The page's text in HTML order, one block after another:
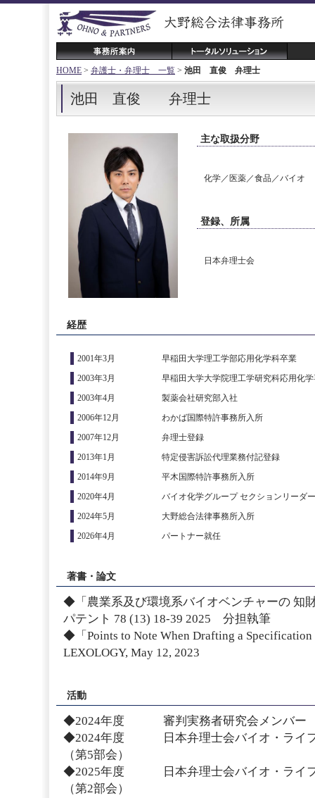
HOME > 弁護士・弁理士 一覧 > 池田 直俊 弁理士
池田 直俊 弁理士
主な取扱分野
化学／医薬／食品／バイオ
登録、所属
日本弁理士会
経歴
2001年3月
早稲田大学理工学部応用化学科卒業
2003年3月
早稲田大学大学院理工学研究科応用化
2003年4月
製薬会社研究部入社
2006年12月
わかば国際特許事務所入所
2007年12月
弁理士登録
2013年1月
特定侵害訴訟代理業務付記登録
2014年9月
平木国際特許事務所入所
2020年4月
バイオ化学グループ セクションリーダ
2024年5月
大野総合法律事務所入所
2026年4月
パートナー就任
著書・論文
◆「農業系及び環境系バイオベンチャーの
パテント 78 (13) 18-39 2025 分担執筆
◆「Points to Note When Drafting a Specification
LEXOLOGY, May 12, 2023
活動
◆2024年度 審判実務者研究会メンバー
◆2024年度 日本弁理士会バイオ・ライフ
（第5部会）
◆2025年度 日本弁理士会バイオ・ライフ
（第2部会）